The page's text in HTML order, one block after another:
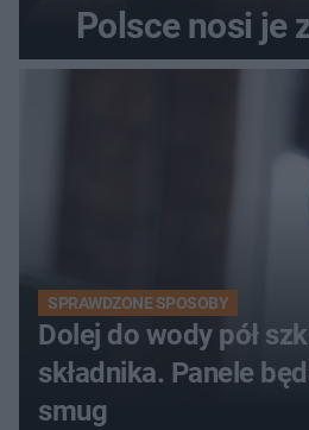
Polsce nosi je
SPRAWDZONE SPOSOBY
Dolej do wody pół
składnika. Panele
smug